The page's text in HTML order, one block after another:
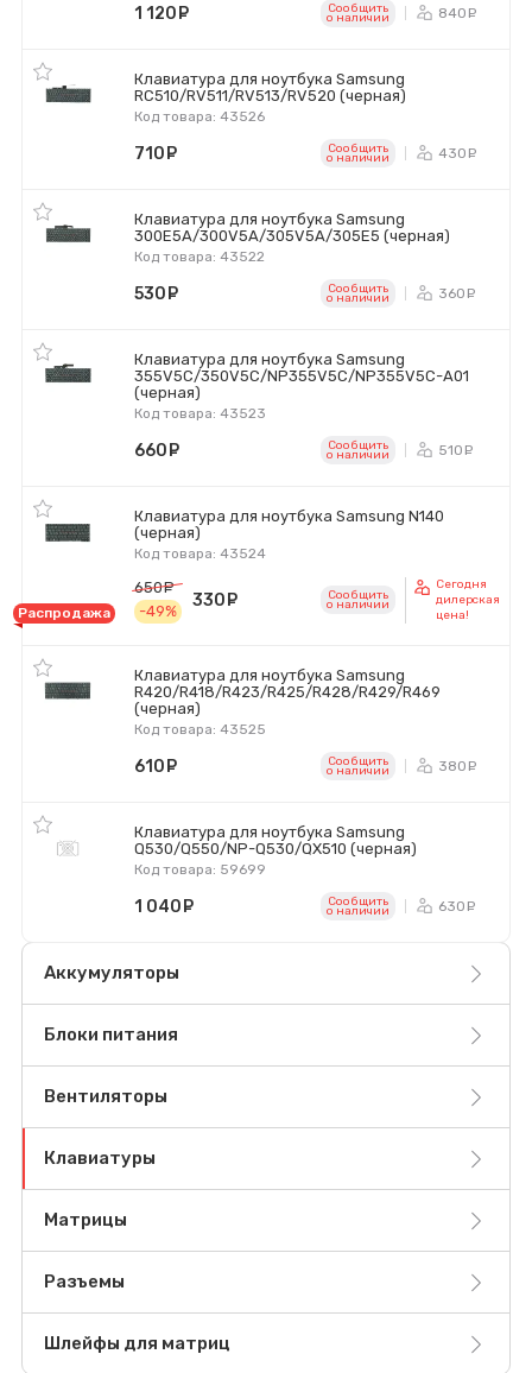
1 120 Сообщить
o наличии 840
Клавиатура для ноутбука Samsung
RC510/RV511/RV513/RV520 (черная)
Код товара: 43526
710 Сообщить
o наличии 430
Клавиатура для ноутбука Samsung
300E5A/300V5A/305V5A/305E5 (черная)
Код товара: 43522
530 Сообщить
o наличии 360
Клавиатура для ноутбука Samsung
355V5C/350V5C/NP355V5C/NP355V5C-A01
(черная)
Код товара: 43523
660 Сообщить
o наличии 510
Клавиатура для ноутбука Samsung N140
(черная)
Код товара: 43524
Распродажа
650
-49%
330 руб.Сообщить
o наличии
Сегодня
дилерская
цена!
Клавиатура для ноутбука Samsung
R420/R418/R423/R425/R428/R429/R469
(черная)
Код товара: 43525
610 Сообщить
o наличии 380
Клавиатура для ноутбука Samsung
Q530/Q550/NP-Q530/QX510 (черная)
Код товара: 59699
1 040 Сообщить
o наличии 630
Аккумуляторы
Блоки питания
Вентиляторы
Клавиатуры
Матрицы
Разъемы
Шлейфы для матриц